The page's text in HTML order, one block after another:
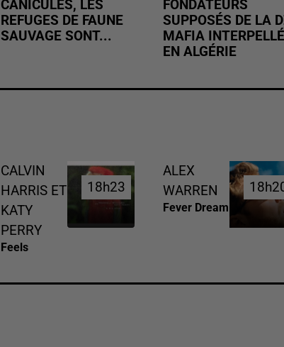
CANICULES, LES
REFUGES DE FAUNE
SAUVAGE SONT...
FONDATEURS
SUPPOSÉS DE LA
MAFIA INTERPELLÉ
EN ALGÉRIE
CALVIN
HARRIS ET
KATY
PERRY
Feels
18h23
18h23
ALEX
WARREN
Fever Dream